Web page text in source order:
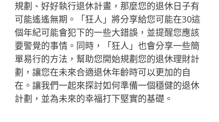
規劃、好好執行退休計畫，那麼您的退休日子有
可能遙遙無期。「狂人」將分享給您可能在30這
個年紀可能會犯下的一些大錯誤，並提醒您應該
要警覺的事情。同時，「狂人」也會分享一些簡
單易行的方法，幫助您開始規劃您的退休理財計
劃，讓您在未來合適退休年齡時可以更加的自
在。讓我們一起來探討如何準備一個穩健的退休
計劃，並為未來的幸福打下堅實的基礎。